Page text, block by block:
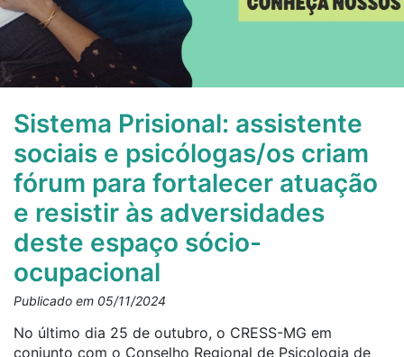
Sistema Prisional: assistente
sociais e psicólogas/os criam
fórum para fortalecer atuação
e resistir às adversidades
deste espaço sócio-
ocupacional
Publicado em 05/11/2024
No último dia 25 de outubro, o CRESS-MG em
conjunto com o Conselho Regional de Psicologia de